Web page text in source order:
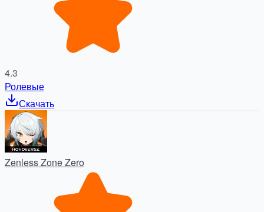
4.3
Ролевые
Скачать
Zenless Zone Zero